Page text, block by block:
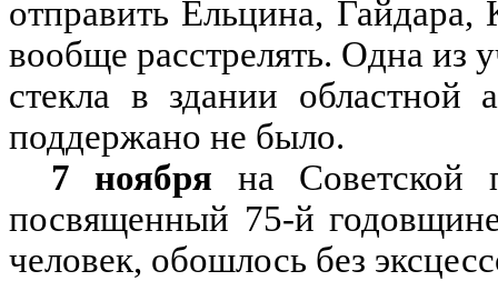
отправить Ельцина,
вообще расстрелять. Одна из
стекла в здании областной
поддержано не было.
7 ноября на Советской
посвященный 75-й
человек, обошлось без